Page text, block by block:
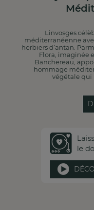
Linvosges
méditerranéenne
herbiers d’antan.
Flora, imaginée
Banchereau,
hommage
végétale qui
le